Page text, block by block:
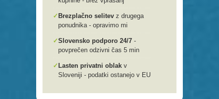
✓ Brezplačno selitev z drugega
ponudnika - opravimo mi
✓Slovensko podporo 24/7 -
povprečen odzivni čas 5 min
✓ Lasten privatni oblak v
Sloveniji - podatki ostanejo v EU